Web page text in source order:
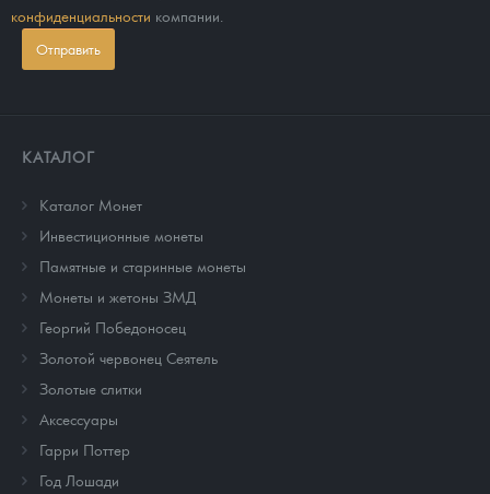
конфиденциальности компании.
Отправить
КАТАЛОГ
Каталог Монет
Инвестиционные монеты
Памятные и старинные монеты
Монеты и жетоны ЗМД
Георгий Победоносец
Золотой червонец Сеятель
Золотые слитки
Аксессуары
Гарри Поттер
Год Лошади